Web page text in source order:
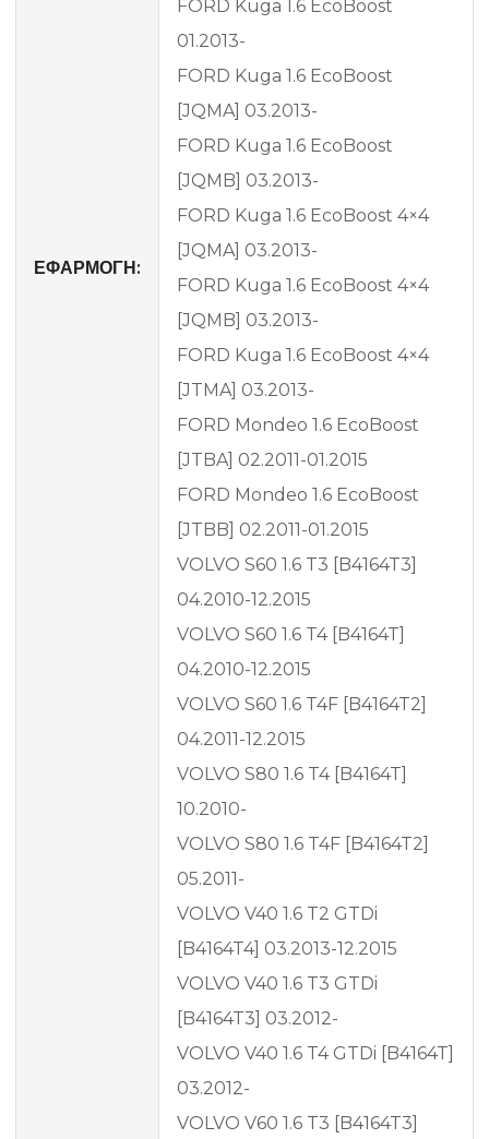
ΕΦΑΡΜΟΓΗ:
FORD Kuga 1.6 EcoBoost
01.2013-
FORD Kuga 1.6 EcoBoost
[JQMA] 03.2013-
FORD Kuga 1.6 EcoBoost
[JQMB] 03.2013-
FORD Kuga 1.6 EcoBoost 4×4
[JQMA] 03.2013-
FORD Kuga 1.6 EcoBoost 4×4
[JQMB] 03.2013-
FORD Kuga 1.6 EcoBoost 4×4
[JTMA] 03.2013-
FORD Mondeo 1.6 EcoBoost
[JTBA] 02.2011-01.2015
FORD Mondeo 1.6 EcoBoost
[JTBB] 02.2011-01.2015
VOLVO S60 1.6 T3 [B4164T3]
04.2010-12.2015
VOLVO S60 1.6 T4 [B4164T]
04.2010-12.2015
VOLVO S60 1.6 T4F [B4164T2]
04.2011-12.2015
VOLVO S80 1.6 T4 [B4164T]
10.2010-
VOLVO S80 1.6 T4F [B4164T2]
05.2011-
VOLVO V40 1.6 T2 GTDi
[B4164T4] 03.2013-12.2015
VOLVO V40 1.6 T3 GTDi
[B4164T3] 03.2012-
VOLVO V40 1.6 T4 GTDi [B4164T]
03.2012-
VOLVO V60 1.6 T3 [B4164T3]